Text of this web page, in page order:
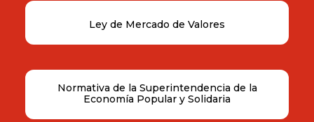
Ley de Mercado de Valores
Normativa de la Superintendencia de la
Economía Popular y Solidaria